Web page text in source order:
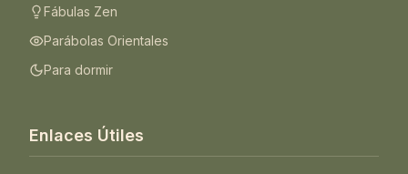
Fábulas Zen
Parábolas Orientales
Para dormir
Enlaces Útiles